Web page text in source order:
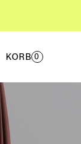
KORB 0